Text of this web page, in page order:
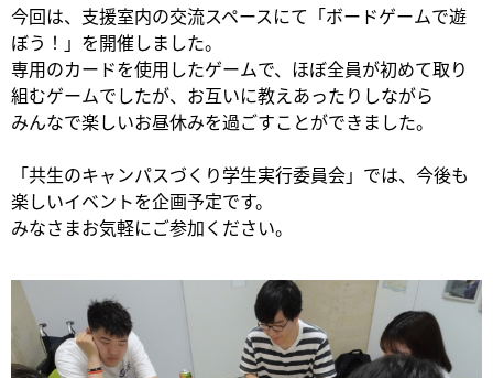
今回は、支援室内の交流スペースにて「ボードゲームで遊
ぼう！」を開催しました。
専用のカードを使用したゲームで、ほぼ全員が初めて取り
組むゲームでしたが、お互いに教えあったりしながら
みんなで楽しいお昼休みを過ごすことができました。
「共生のキャンパスづくり学生実行委員会」では、今後も
楽しいイベントを企画予定です。
みなさまお気軽にご参加ください。